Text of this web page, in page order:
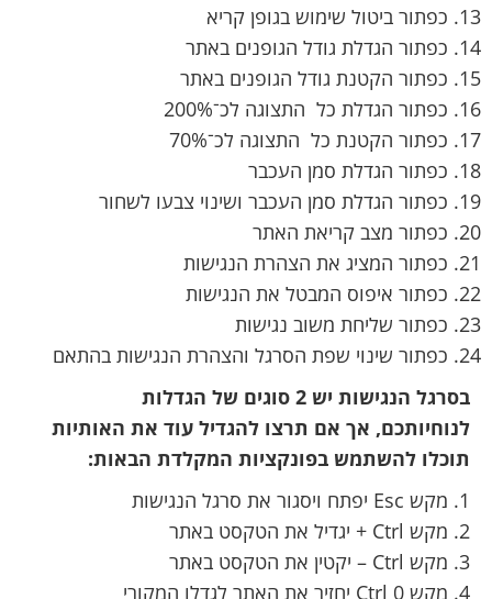
כפתור ביטול שימוש בגופן קריא
כפתור הגדלת גודל הגופנים באתר
כפתור הקטנת גודל הגופנים באתר
כפתור הגדלת כל התצוגה לכ־200%
כפתור הקטנת כל התצוגה לכ־70%
כפתור הגדלת סמן העכבר
כפתור הגדלת סמן העכבר ושינוי צבעו לשחור
כפתור מצב קריאת האתר
כפתור המציג את הצהרת הנגישות
כפתור איפוס המבטל את הנגישות
כפתור שליחת משוב נגישות
כפתור שינוי שפת הסרגל והצהרת הנגישות בהתאם
בסרגל הנגישות יש 2 סוגים של הגדלות
לנוחיותכם, אך אם תרצו להגדיל עוד את האותיות
תוכלו להשתמש בפונקציות המקלדת הבאות:
מקש Esc יפתח ויסגור את סרגל הנגישות
מקש Ctrl + יגדיל את הטקסט באתר
מקש Ctrl – יקטין את הטקסט באתר
מקש Ctrl 0 יחזיר את האתר לגדלו המקורי